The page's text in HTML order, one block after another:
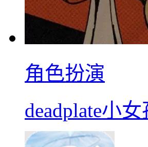
角色扮演
deadplate小女